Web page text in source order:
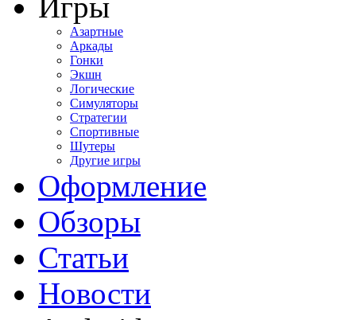
Азартные
Аркады
Гонки
Экшн
Логические
Симуляторы
Стратегии
Спортивные
Шутеры
Другие игры
Оформление
Обзоры
Статьи
Новости